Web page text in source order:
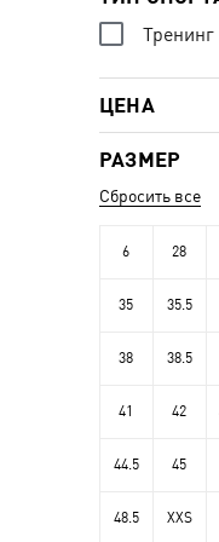
Тренинг
ЦЕНА
РАЗМЕР
Сбросить все
6 28
35 35.5
38 38.5
41 42
44.5 45
48.5 XXS